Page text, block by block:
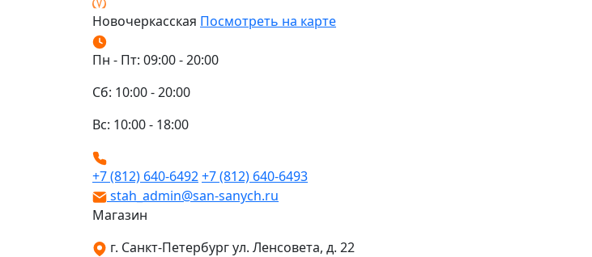
Новочеркасская Посмотреть на карте
Пн - Пт: 09:00 - 20:00
Сб: 10:00 - 20:00
Вс: 10:00 - 18:00
+7 (812) 640-6492+7 (812) 640-6493
stah_admin@san-sanych.ru
Магазин
г. Санкт-Петербург ул. Ленсовета, д. 22